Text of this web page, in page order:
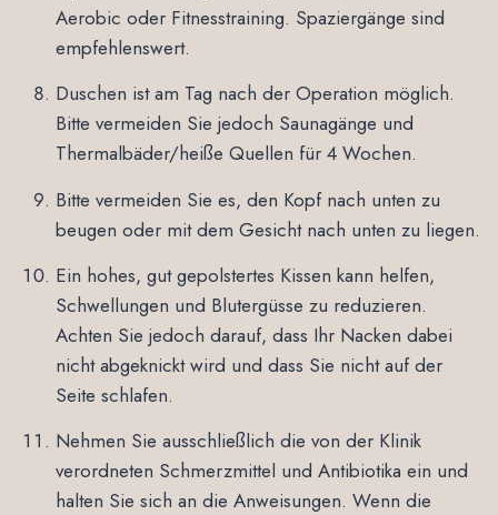
Aerobic oder Fitnesstraining. Spaziergänge sind
empfehlenswert.
Duschen ist am Tag nach der Operation möglich.
Bitte vermeiden Sie jedoch Saunagänge und
Thermalbäder/heiße Quellen für 4 Wochen.
Bitte vermeiden Sie es, den Kopf nach unten zu
beugen oder mit dem Gesicht nach unten zu liegen.
Ein hohes, gut gepolstertes Kissen kann helfen,
Schwellungen und Blutergüsse zu reduzieren.
Achten Sie jedoch darauf, dass Ihr Nacken dabei
nicht abgeknickt wird und dass Sie nicht auf der
Seite schlafen.
Nehmen Sie ausschließlich die von der Klinik
verordneten Schmerzmittel und Antibiotika ein und
halten Sie sich an die Anweisungen. Wenn die